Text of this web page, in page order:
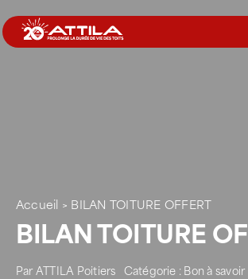
au
contenu
Votre toit
Accueil > BILAN TOITURE OFFERT
BILAN TOITURE
ParATTILA Poitiers Catégorie : Bon à savoir